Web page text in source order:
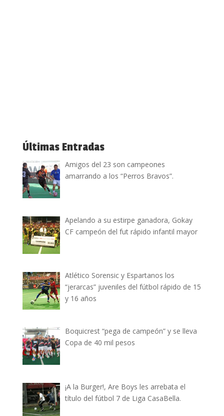
Últimas Entradas
Amigos del 23 son campeones
amarrando a los “Perros Bravos”.
Apelando a su estirpe ganadora, Gokay
CF campeón del fut rápido infantil mayor
Atlético Sorensic y Espartanos los
“jerarcas” juveniles del fútbol rápido de 15
y 16 años
Boquicrest “pega de campeón” y se lleva
Copa de 40 mil pesos
¡A la Burger!, Are Boys les arrebata el
título del fútbol 7 de Liga CasaBella.